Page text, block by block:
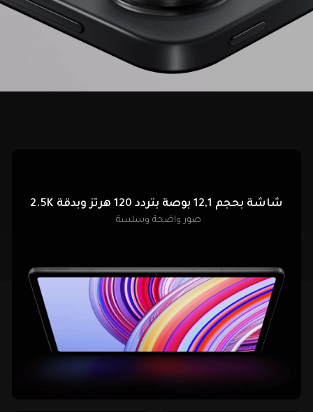
شاشة بحجم 12,1 بوصة بتردد 120 هرتز وبدقة 2.5K
صور واضحة وسلسة